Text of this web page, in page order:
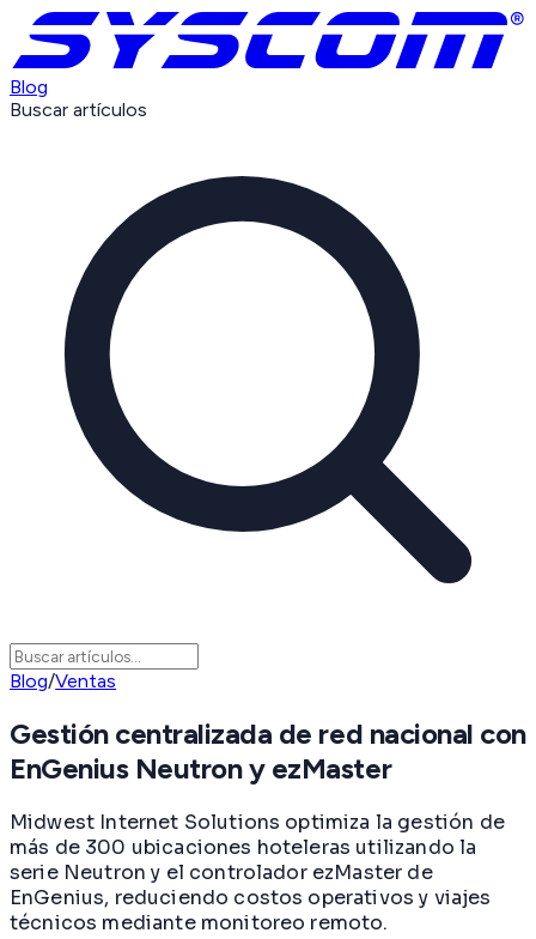
Blog
Buscar artículos
Blog/Ventas
Gestión centralizada de red nacional con
EnGenius Neutron y ezMaster
Midwest Internet Solutions optimiza la gestión de
más de 300 ubicaciones hoteleras utilizando la
serie Neutron y el controlador ezMaster de
EnGenius, reduciendo costos operativos y viajes
técnicos mediante monitoreo remoto.